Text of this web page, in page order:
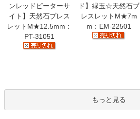
ンレッドピーターサ
イト】天然石ブレス
レットM★12.5mm：
PT-31051
ド】緑玉☆天然石ブ
レスレットM★7m
m：EM-22501
もっと見る